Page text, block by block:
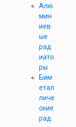
Алю
мин
иев
ые
рад
иато
ры
Бим
етал
личе
ские
рад